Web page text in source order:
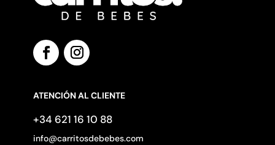
ATENCIÓN AL CLIENTE
+34 621 16 10 88
info@carritosdebebes.com